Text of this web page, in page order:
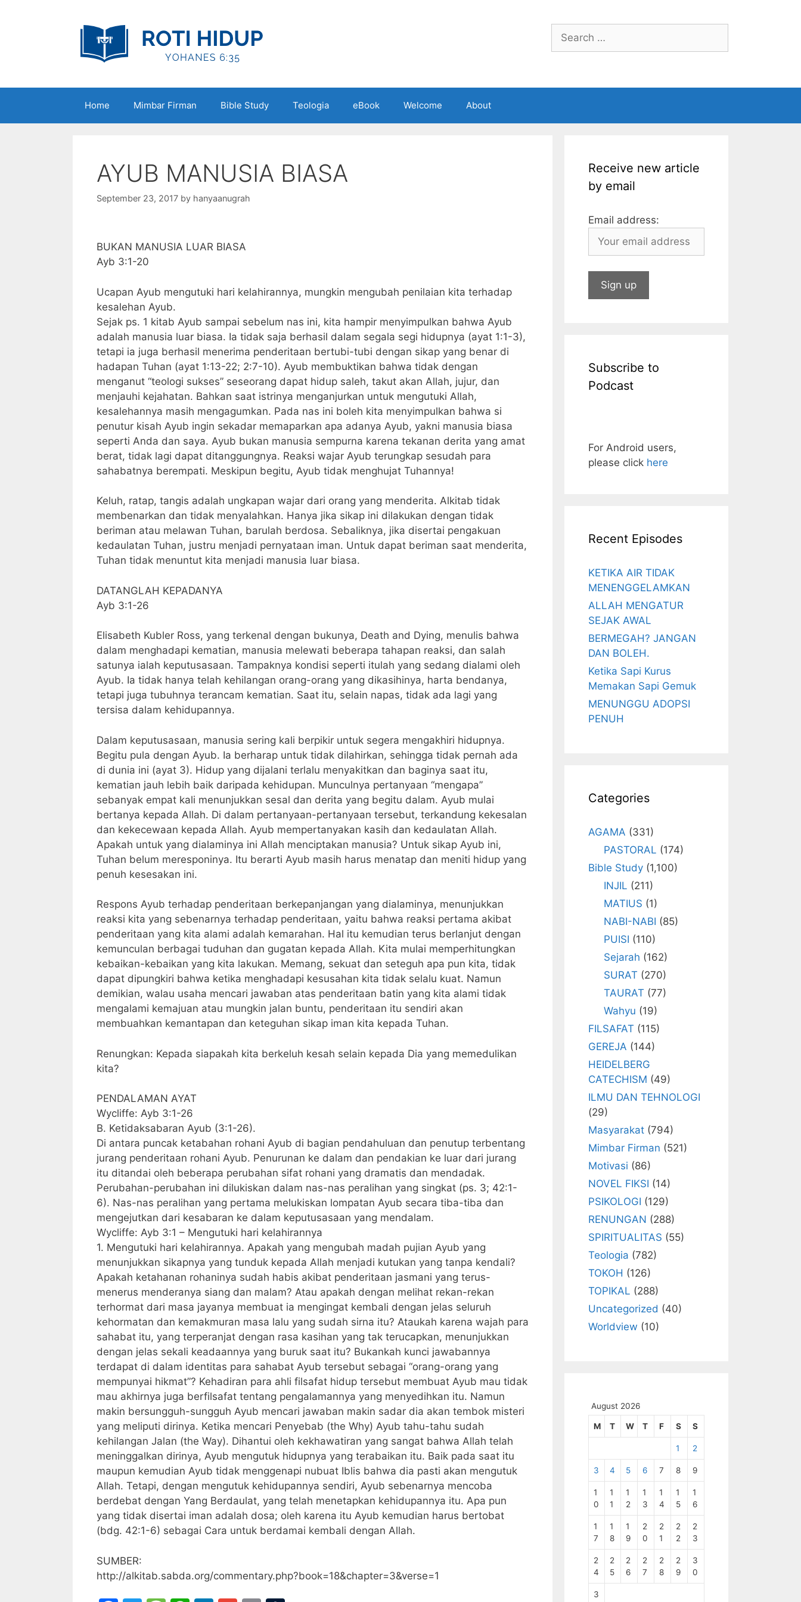
Search
for:
Home Mimbar Firman Bible Study Teologia eBook Welcome About
AYUB MANUSIA BIASA
September 23, 2017 by hanyaanugrah
BUKAN MANUSIA LUAR BIASA
Ayb 3:1-20
Ucapan Ayub mengutuki hari kelahirannya, mungkin mengubah penilaian kita terhadap
kesalehan Ayub.
Sejak ps. 1 kitab Ayub sampai sebelum nas ini, kita hampir menyimpulkan bahwa Ayub
adalah manusia luar biasa. Ia tidak saja berhasil dalam segala segi hidupnya (ayat 1:1-3),
tetapi ia juga berhasil menerima penderitaan bertubi-tubi dengan sikap yang benar di
hadapan Tuhan (ayat 1:13-22; 2:7-10). Ayub membuktikan bahwa tidak dengan
menganut “teologi sukses” seseorang dapat hidup saleh, takut akan Allah, jujur, dan
menjauhi kejahatan. Bahkan saat istrinya menganjurkan untuk mengutuki Allah,
kesalehannya masih mengagumkan. Pada nas ini boleh kita menyimpulkan bahwa si
penutur kisah Ayub ingin sekadar memaparkan apa adanya Ayub, yakni manusia biasa
seperti Anda dan saya. Ayub bukan manusia sempurna karena tekanan derita yang amat
berat, tidak lagi dapat ditanggungnya. Reaksi wajar Ayub terungkap sesudah para
sahabatnya berempati. Meskipun begitu, Ayub tidak menghujat Tuhannya!
Keluh, ratap, tangis adalah ungkapan wajar dari orang yang menderita. Alkitab tidak
membenarkan dan tidak menyalahkan. Hanya jika sikap ini dilakukan dengan tidak
beriman atau melawan Tuhan, barulah berdosa. Sebaliknya, jika disertai pengakuan
kedaulatan Tuhan, justru menjadi pernyataan iman. Untuk dapat beriman saat menderita,
Tuhan tidak menuntut kita menjadi manusia luar biasa.
DATANGLAH KEPADANYA
Ayb 3:1-26
Elisabeth Kubler Ross, yang terkenal dengan bukunya, Death and Dying, menulis bahwa
dalam menghadapi kematian, manusia melewati beberapa tahapan reaksi, dan salah
satunya ialah keputusasaan. Tampaknya kondisi seperti itulah yang sedang dialami oleh
Ayub. Ia tidak hanya telah kehilangan orang-orang yang dikasihinya, harta bendanya,
tetapi juga tubuhnya terancam kematian. Saat itu, selain napas, tidak ada lagi yang
tersisa dalam kehidupannya.
Dalam keputusasaan, manusia sering kali berpikir untuk segera mengakhiri hidupnya.
Begitu pula dengan Ayub. Ia berharap untuk tidak dilahirkan, sehingga tidak pernah ada
di dunia ini (ayat 3). Hidup yang dijalani terlalu menyakitkan dan baginya saat itu,
kematian jauh lebih baik daripada kehidupan. Munculnya pertanyaan “mengapa”
sebanyak empat kali menunjukkan sesal dan derita yang begitu dalam. Ayub mulai
bertanya kepada Allah. Di dalam pertanyaan-pertanyaan tersebut, terkandung kekesalan
dan kekecewaan kepada Allah. Ayub mempertanyakan kasih dan kedaulatan Allah.
Apakah untuk yang dialaminya ini Allah menciptakan manusia? Untuk sikap Ayub ini,
Tuhan belum meresponinya. Itu berarti Ayub masih harus menatap dan meniti hidup yang
penuh kesesakan ini.
Respons Ayub terhadap penderitaan berkepanjangan yang dialaminya, menunjukkan
reaksi kita yang sebenarnya terhadap penderitaan, yaitu bahwa reaksi pertama akibat
penderitaan yang kita alami adalah kemarahan. Hal itu kemudian terus berlanjut dengan
kemunculan berbagai tuduhan dan gugatan kepada Allah. Kita mulai memperhitungkan
kebaikan-kebaikan yang kita lakukan. Memang, sekuat dan seteguh apa pun kita, tidak
dapat dipungkiri bahwa ketika menghadapi kesusahan kita tidak selalu kuat. Namun
demikian, walau usaha mencari jawaban atas penderitaan batin yang kita alami tidak
mengalami kemajuan atau mungkin jalan buntu, penderitaan itu sendiri akan
membuahkan kemantapan dan keteguhan sikap iman kita kepada Tuhan.
Renungkan: Kepada siapakah kita berkeluh kesah selain kepada Dia yang memedulikan
kita?
PENDALAMAN AYAT
Wycliffe: Ayb 3:1-26
B. Ketidaksabaran Ayub (3:1-26).
Di antara puncak ketabahan rohani Ayub di bagian pendahuluan dan penutup terbentang
jurang penderitaan rohani Ayub. Penurunan ke dalam dan pendakian ke luar dari jurang
itu ditandai oleh beberapa perubahan sifat rohani yang dramatis dan mendadak.
Perubahan-perubahan ini dilukiskan dalam nas-nas peralihan yang singkat (ps. 3; 42:1-
6). Nas-nas peralihan yang pertama melukiskan lompatan Ayub secara tiba-tiba dan
mengejutkan dari kesabaran ke dalam keputusasaan yang mendalam.
Wycliffe: Ayb 3:1 – Mengutuki hari kelahirannya
1. Mengutuki hari kelahirannya. Apakah yang mengubah madah pujian Ayub yang
menunjukkan sikapnya yang tunduk kepada Allah menjadi kutukan yang tanpa kendali?
Apakah ketahanan rohaninya sudah habis akibat penderitaan jasmani yang terus-
menerus menderanya siang dan malam? Atau apakah dengan melihat rekan-rekan
terhormat dari masa jayanya membuat ia mengingat kembali dengan jelas seluruh
kehormatan dan kemakmuran masa lalu yang sudah sirna itu? Ataukah karena wajah para
sahabat itu, yang terperanjat dengan rasa kasihan yang tak terucapkan, menunjukkan
dengan jelas sekali keadaannya yang buruk saat itu? Bukankah kunci jawabannya
terdapat di dalam identitas para sahabat Ayub tersebut sebagai “orang-orang yang
mempunyai hikmat”? Kehadiran para ahli filsafat hidup tersebut membuat Ayub mau tidak
mau akhirnya juga berfilsafat tentang pengalamannya yang menyedihkan itu. Namun
makin bersungguh-sungguh Ayub mencari jawaban makin sadar dia akan tembok misteri
yang meliputi dirinya. Ketika mencari Penyebab (the Why) Ayub tahu-tahu sudah
kehilangan Jalan (the Way). Dihantui oleh kekhawatiran yang sangat bahwa Allah telah
meninggalkan dirinya, Ayub mengutuk hidupnya yang terabaikan itu. Baik pada saat itu
maupun kemudian Ayub tidak menggenapi nubuat Iblis bahwa dia pasti akan mengutuk
Allah. Tetapi, dengan mengutuk kehidupannya sendiri, Ayub sebenarnya mencoba
berdebat dengan Yang Berdaulat, yang telah menetapkan kehidupannya itu. Apa pun
yang tidak disertai iman adalah dosa; oleh karena itu Ayub kemudian harus bertobat
(bdg. 42:1-6) sebagai Cara untuk berdamai kembali dengan Allah.
SUMBER:
http://alkitab.sabda.org/commentary.php?book=18&chapter=3&verse=1
Receive new article
by email
Email address:
Subscribe to
Podcast
For Android users,
please click here
Recent Episodes
KETIKA AIR TIDAK
MENENGGELAMKAN
ALLAH MENGATUR
SEJAK AWAL
BERMEGAH? JANGAN
DAN BOLEH.
Ketika Sapi Kurus
Memakan Sapi Gemuk
MENUNGGU ADOPSI
PENUH
Categories
AGAMA (331)
PASTORAL (174)
Bible Study (1,100)
INJIL (211)
MATIUS (1)
NABI-NABI (85)
PUISI (110)
Sejarah (162)
SURAT (270)
TAURAT (77)
Wahyu (19)
FILSAFAT (115)
GEREJA (144)
HEIDELBERG
CATECHISM (49)
ILMU DAN TEHNOLOGI
(29)
Masyarakat (794)
Mimbar Firman (521)
Motivasi (86)
NOVEL FIKSI (14)
PSIKOLOGI (129)
RENUNGAN (288)
SPIRITUALITAS (55)
Teologia (782)
TOKOH (126)
TOPIKAL (288)
Uncategorized (40)
Worldview (10)
August 2026
M T W T F S S
1 2
3 4 5 6 7 8 9
1
0
1
1
1
2
1
3
1
4
1
5
1
6
1
7
1
8
1
9
2
0
2
1
2
2
2
3
2
4
2
5
2
6
2
7
2
8
2
9
3
0
3